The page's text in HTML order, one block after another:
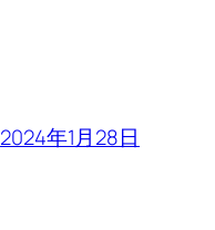
2024年1月28日